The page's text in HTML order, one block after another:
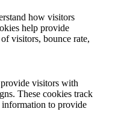
how visitors
help provide
visitors, bounce rate,
visitors with
These cookies track
information to provide